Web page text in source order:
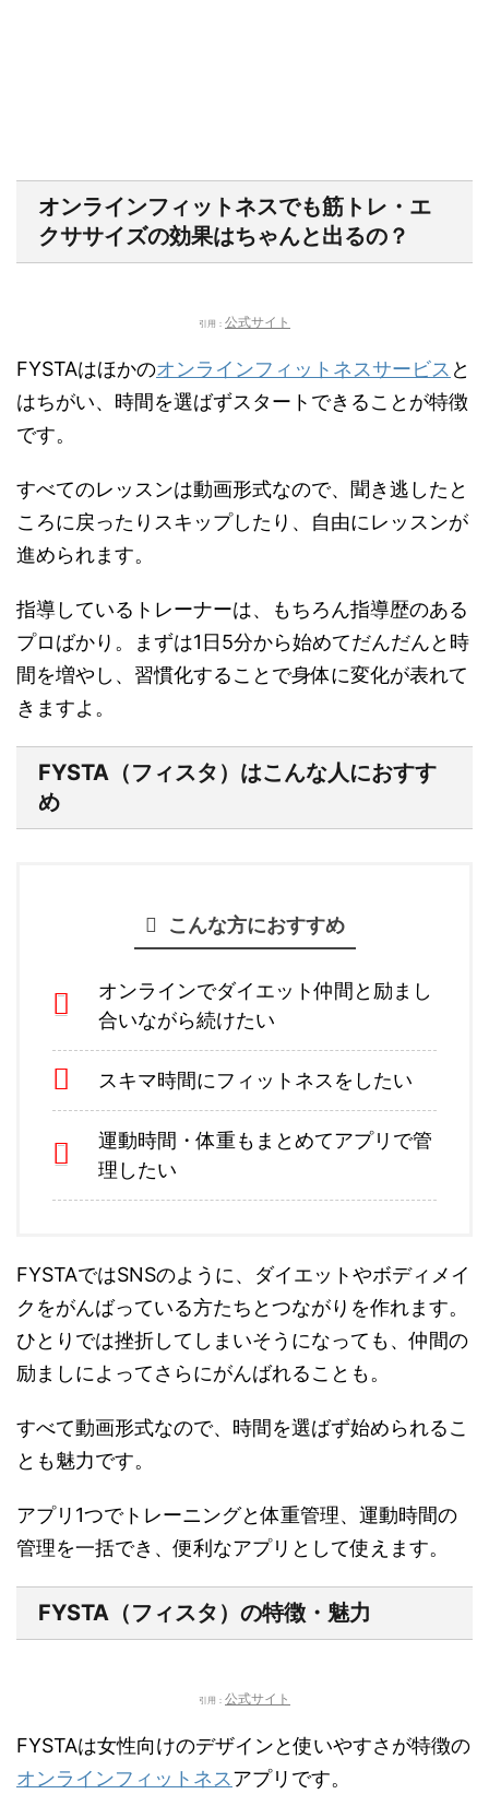
オンラインフィットネスでも筋トレ・エ
クササイズの効果はちゃんと出るの？
引用： 公式サイト
FYSTAはほかのオンラインフィットネスサービス と
はちがい、時間を選ばずスタートできることが特徴
です。
すべてのレッスンは動画形式なので、聞き逃したと
ころに戻ったりスキップしたり、自由にレッスンが
進められます。
指導しているトレーナーは、もちろん指導歴のある
プロばかり 。まずは1日5分から始めてだんだんと時
間を増やし、 習慣化することで身体に変化が表れて
きますよ。
FYSTA（フィスタ）はこんな人におすす
め
こんな方におすすめ
オンラインでダイエット仲間と励まし
合いながら続けたい
スキマ時間にフィットネスをしたい
運動時間・体重もまとめてアプリで管
理したい
FYSTAではSNSのように、 ダイエットやボディメイ
クをがんばっている方たちとつながりを作れます。
ひとりでは挫折してしまいそうになっても、仲間の
励ましによってさらにがんばれることも。
すべて動画形式なので、時間を選ばず始められるこ
とも魅力です。
アプリ1つでトレーニングと体重管理、運動時間の
管理を一括でき、便利なアプリとして使えます。
FYSTA（フィスタ）の特徴・魅力
引用： 公式サイト
FYSTAは女性向けのデザインと使いやすさが特徴の
オンラインフィットネスアプリです。